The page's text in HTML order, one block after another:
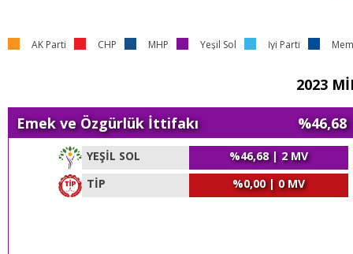
AK Parti CHP MHP Yeşil Sol İyi Parti
2023
Emek ve Özgürlük İttifakı
YEŞİL SOL
%46,68 | 2 MV
TİP
%0,00 | 0 MV